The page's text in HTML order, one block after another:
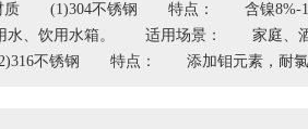
质 (1)304不锈钢 特点： 含镍8%-
水、饮用水箱。 适用场景： 家庭、酒
不锈钢 特点： 添加钼元素，耐氯